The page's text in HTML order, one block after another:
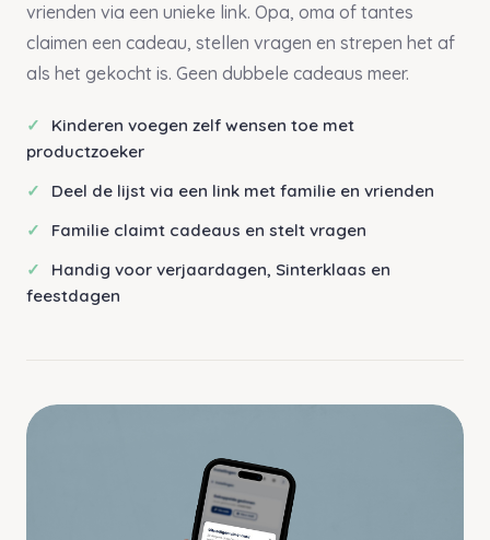
vrienden via een unieke link. Opa, oma of tantes
claimen een cadeau, stellen vragen en strepen het af
als het gekocht is. Geen dubbele cadeaus meer.
Kinderen voegen zelf wensen toe met
productzoeker
Deel de lijst via een link met familie en vrienden
Familie claimt cadeaus en stelt vragen
Handig voor verjaardagen, Sinterklaas en
feestdagen